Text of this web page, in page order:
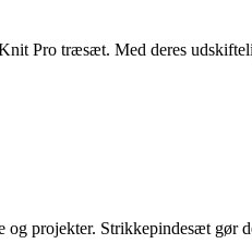
Pro træsæt. Med deres
projekter. Strikkepindesæt gør